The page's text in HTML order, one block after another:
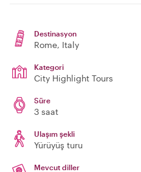
Destinasyon
Rome, Italy
Kategori
City Highlight Tours
Süre
3 saat
Ulaşım şekli
Yürüyüş turu
Mevcut diller